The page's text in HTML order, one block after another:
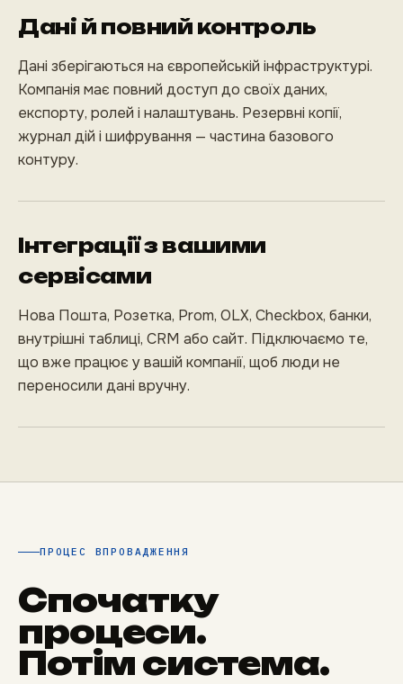
Дані й повний контроль
Дані зберігаються на європейській інфраструктурі.
Компанія має повний доступ до своїх даних,
експорту, ролей і налаштувань. Резервні копії,
журнал дій і шифрування — частина базового
контуру.
Інтеграції з вашими
сервісами
Нова Пошта, Розетка, Prom, OLX, Checkbox, банки,
внутрішні таблиці, CRM або сайт. Підключаємо те,
що вже працює у вашій компанії, щоб люди не
переносили дані вручну.
ПРОЦЕС ВПРОВАДЖЕННЯ
Спочатку
процеси.
Потім система.